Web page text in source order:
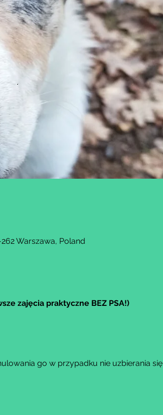
Warszawa, Poland
zajęcia praktyczne BEZ PSA!)
go w przypadku nie uzbierania się